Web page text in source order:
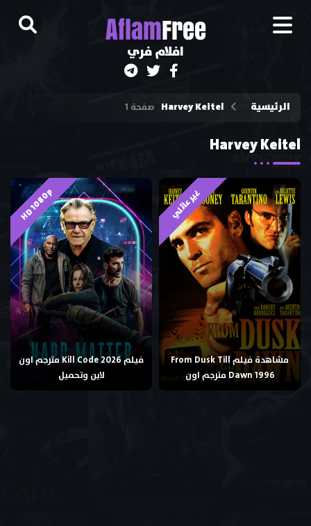
AflamFree
افلام فري
الرئيسية Harvey Keitel صفحة 1
Harvey Keitel
غير عائلي
مشاهدة فيلم From Dusk Till
Dawn 1996 مترجم اون
HD 1080p
فيلم Kill Code 2026 مترجم اون
لاين وتحميل